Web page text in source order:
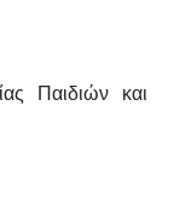
Παιδιών και